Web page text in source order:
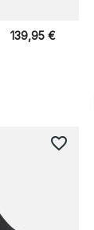
139,95 €
favorite_border